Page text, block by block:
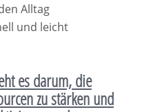
Alltag
und leicht
es darum, die
zu stärken und